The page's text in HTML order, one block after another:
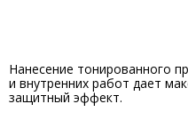
Нанесение тонированного
и внутренних работ дает
защитный эффект.